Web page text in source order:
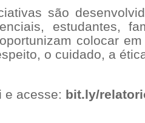
são
estudantes,
colocar
o cuidado, a
e acesse: bit.ly/